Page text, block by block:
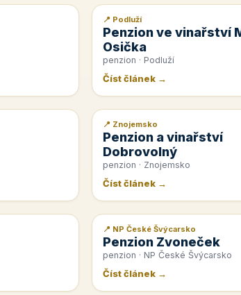
📰 PR článek
📍 Podluží
Penzion ve vinařství
Osička
penzion · Podluží
Číst článek →
📰 PR článek
📍 Znojemsko
Penzion a vinařství
Dobrovolný
penzion · Znojemsko
Číst článek →
📰 PR článek
📍 NP České Švýcarsko
Penzion Zvoneček
penzion · NP České Švýcarsko
Číst článek →